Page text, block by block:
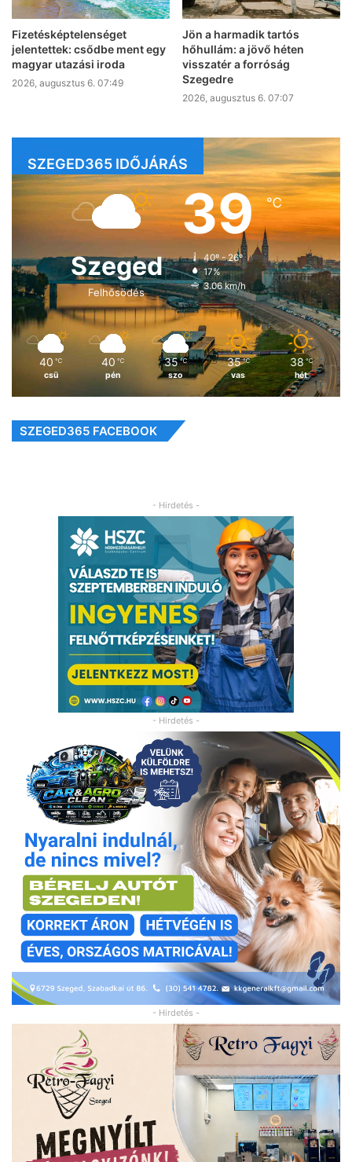
Fizetésképtelenséget
jelentettek: csődbe ment egy
magyar utazási iroda
2026, augusztus 6. 07:49
Jön a harmadik tartós
hőhullám: a jövő héten
visszatér a forróság
Szegedre
2026, augusztus 6. 07:07
SZEGED365 IDŐJÁRÁS
Szeged
Felhősödés
39℃
40º - 26º
17%
3.06 km/h
40 ℃
csü
40 ℃
pén
35 ℃
szo
35 ℃
vas
38 ℃
hét
SZEGED365 FACEBOOK
- Hirdetés -
- Hirdetés -
- Hirdetés -